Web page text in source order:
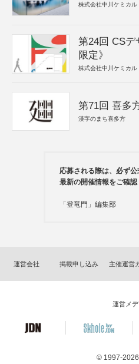
株式会社中川ケミカル
第24回 CSデ
限定》
株式会社中川ケミカル
第71回 喜多
漢字のまち喜多方
応募される際は、必ず
最新の開催情報をご確認
「登竜門」編集部
運営会社 掲載申し込み 主催運営
運営メ
© 1997-2026